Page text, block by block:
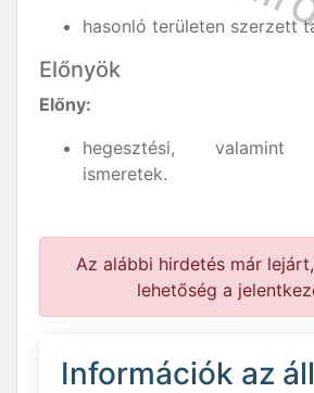
hasonló területen szerzett
Előnyök
Előny:
hegesztési, valamint
ismeretek.
Az alábbi hirdetés már
lehetőség a
Információk az